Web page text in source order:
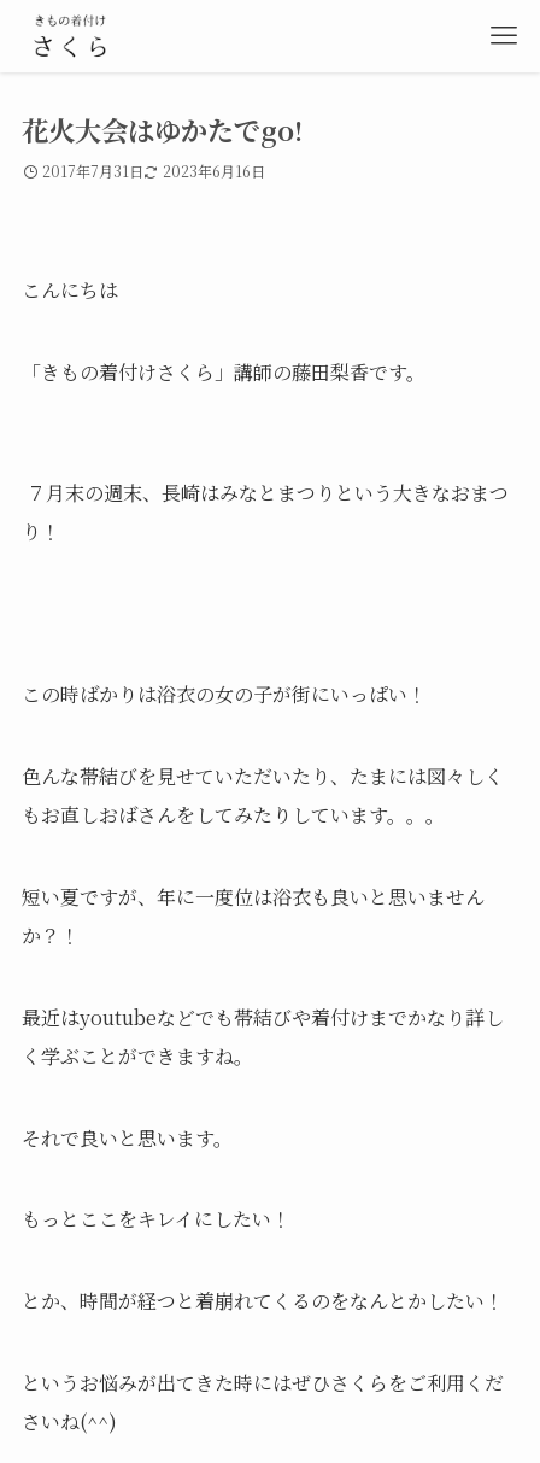
花火大会はゆかたでgo!
2017年7月31日 2023年6月16日
こんにちは
「きもの着付けさくら」講師の藤田梨香です。
７月末の週末、長崎はみなとまつりという大きなおまつ
り！
この時ばかりは浴衣の女の子が街にいっぱい！
色んな帯結びを見せていただいたり、たまには図々しく
もお直しおばさんをしてみたりしています。。。
短い夏ですが、年に一度位は浴衣も良いと思いません
か？！
最近はyoutubeなどでも帯結びや着付けまでかなり詳し
く学ぶことができますね。
それで良いと思います。
もっとここをキレイにしたい！
とか、時間が経つと着崩れてくるのをなんとかしたい！
というお悩みが出てきた時にはぜひさくらをご利用くだ
さいね(^^)